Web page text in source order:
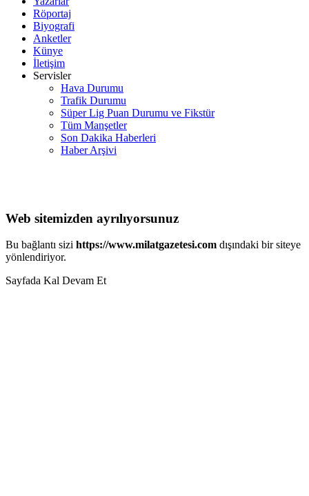
Röportaj
Biyografi
Anketler
Künye
İletişim
Servisler
Hava Durumu
Trafik Durumu
Süper Lig Puan Durumu ve Fikstür
Tüm Manşetler
Son Dakika Haberleri
Haber Arşivi
Web sitemizden ayrılıyorsunuz
Bu bağlantı sizi https://www.milatgazetesi.com dışındaki bir siteye
yönlendiriyor.
Sayfada Kal Devam Et